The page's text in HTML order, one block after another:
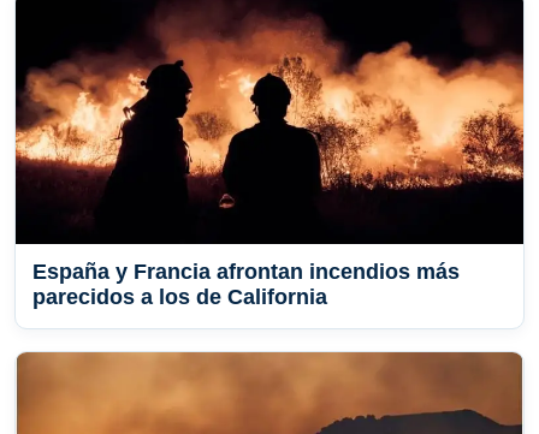
España y Francia afrontan incendios más
parecidos a los de California